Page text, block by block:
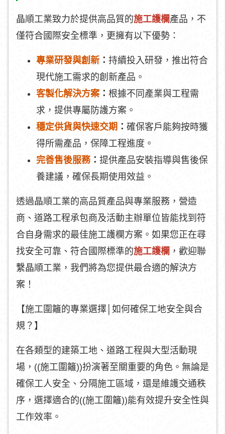
晶順工業致力於提供高品質的施工護欄產品，不
僅符合國際安全標準，更擁有以下優勢：
專業研發與創新 ： 持續投入研發，推出符合
現代施工需求的創新產品。
客製化解決方案 ： 根據不同產業與工程需
求，提供專屬防護方案。
穩定供貨與快速交期 ： 確保客戶能夠按時獲
得所需產品，保障工程進度。
完善售後服務： 提供產品安裝指導與售後保
養建議，確保長期使用效益。
透過晶順工業的高品質產品與專業服務，營造
商、道路工程承包商及活動主辦單位皆能找到符
合自身需求的最佳施工護欄方案。如果您正在尋
找安全可靠、符合國際標準的施工護欄 ，歡迎聯
繫晶順工業，我們將為您提供最合適的解決方
案！
【施工圍籬的專業選擇│如何確保工地安全與合
規？】
在各類型的建築工地、道路工程與大型活動現
場，((施工圍籬))扮演著至關重要的角色。無論是
確保工人安全、分隔施工區域，還是維護交通秩
序，選擇適合的((施工圍籬))能有效提升安全性與
工作效率。